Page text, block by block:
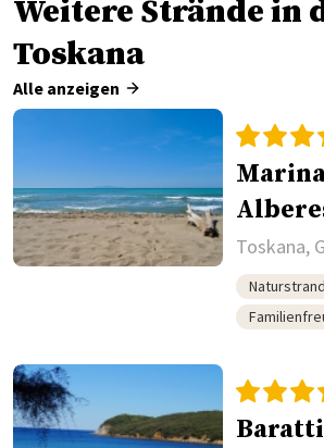
Weitere Strände in
Toskana
Alle anzeigen
Toskana,
Naturstrand
Baratti